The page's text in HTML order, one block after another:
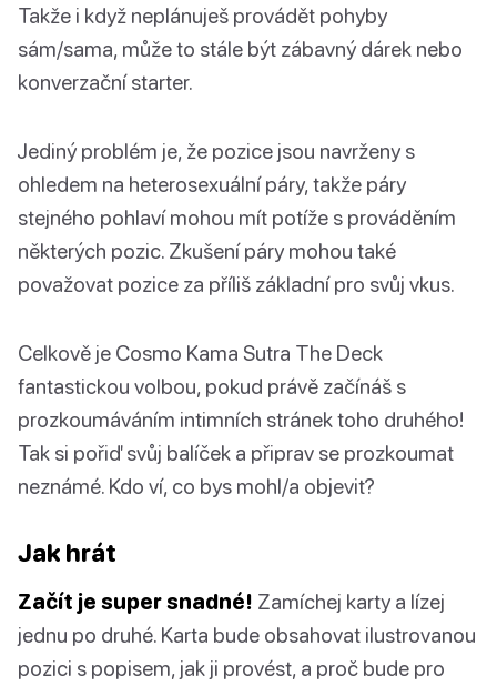
Takže i když neplánuješ provádět pohyby
sám/sama, může to stále být zábavný dárek nebo
konverzační starter.
Jediný problém je, že pozice jsou navrženy s
ohledem na heterosexuální páry, takže páry
stejného pohlaví mohou mít potíže s prováděním
některých pozic. Zkušení páry mohou také
považovat pozice za příliš základní pro svůj vkus.
Celkově je Cosmo Kama Sutra The Deck
fantastickou volbou, pokud právě začínáš s
prozkoumáváním intimních stránek toho druhého!
Tak si pořiď svůj balíček a připrav se prozkoumat
neznámé. Kdo ví, co bys mohl/a objevit?
Jak hrát
Začít je super snadné! Zamíchej karty a lízej
jednu po druhé. Karta bude obsahovat ilustrovanou
pozici s popisem, jak ji provést, a proč bude pro